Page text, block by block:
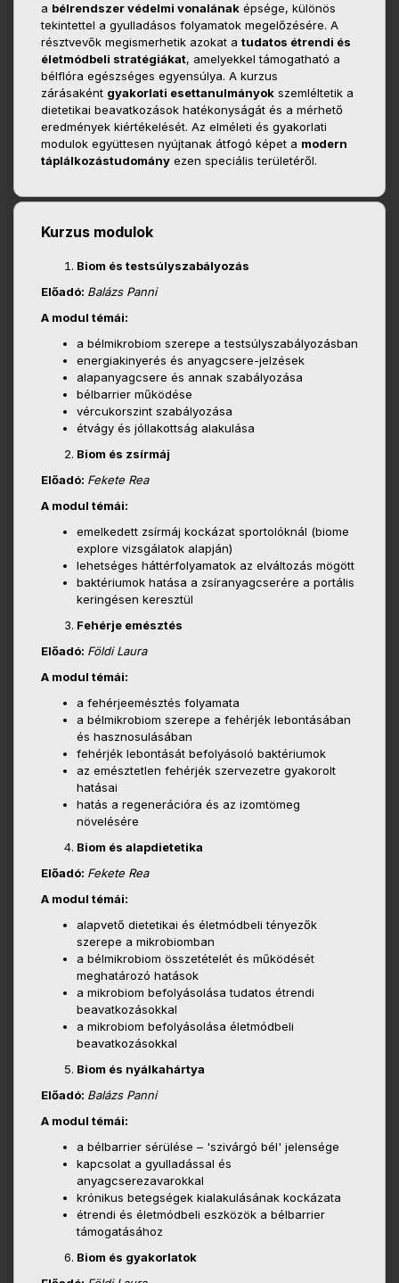
a bélrendszer védelmi vonalának épsége, különös
tekintettel a gyulladásos folyamatok megelőzésére. A
résztvevők megismerhetik azokat a tudatos étrendi és
életmódbeli stratégiákat, amelyekkel támogatható a
bélflóra egészséges egyensúlya. A kurzus
zárásaként gyakorlati esettanulmányok szemléltetik a
dietetikai beavatkozások hatékonyságát és a mérhető
eredmények kiértékelését. Az elméleti és gyakorlati
modulok együttesen nyújtanak átfogó képet a modern
táplálkozástudomány ezen speciális területéről.
Kurzus modulok
Biom és testsúlyszabályozás
Előadó: Balázs Panni
A modul témái:
a bélmikrobiom szerepe a testsúlyszabályozásban
energiakinyerés és anyagcsere-jelzések
alapanyagcsere és annak szabályozása
bélbarrier működése
vércukorszint szabályozása
étvágy és jóllakottság alakulása
Biom és zsírmáj
Előadó: Fekete Rea
A modul témái:
emelkedett zsírmáj kockázat sportolóknál (biome
explore vizsgálatok alapján)
lehetséges háttérfolyamatok az elváltozás mögött
baktériumok hatása a zsíranyagcserére a portális
keringésen keresztül
Fehérje emésztés
Előadó: Földi Laura
A modul témái:
a fehérjeemésztés folyamata
a bélmikrobiom szerepe a fehérjék lebontásában
és hasznosulásában
fehérjék lebontását befolyásoló baktériumok
az emésztetlen fehérjék szervezetre gyakorolt
hatásai
hatás a regenerációra és az izomtömeg
növelésére
Biom és alapdietetika
Előadó: Fekete Rea
A modul témái:
alapvető dietetikai és életmódbeli tényezők
szerepe a mikrobiomban
a bélmikrobiom összetételét és működését
meghatározó hatások
a mikrobiom befolyásolása tudatos étrendi
beavatkozásokkal
a mikrobiom befolyásolása életmódbeli
beavatkozásokkal
Biom és nyálkahártya
Előadó: Balázs Panni
A modul témái:
a bélbarrier sérülése – 'szivárgó bél' jelensége
kapcsolat a gyulladással és
anyagcserezavarokkal
krónikus betegségek kialakulásának kockázata
étrendi és életmódbeli eszközök a bélbarrier
támogatásához
Biom és gyakorlatok